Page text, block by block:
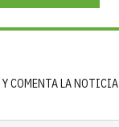
Y COMENTA LA NOTICIA